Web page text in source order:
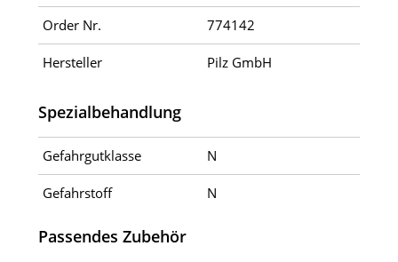
Order Nr. 774142
Hersteller Pilz GmbH
Spezialbehandlung
Gefahrgutklasse N
Gefahrstoff N
Passendes Zubehör